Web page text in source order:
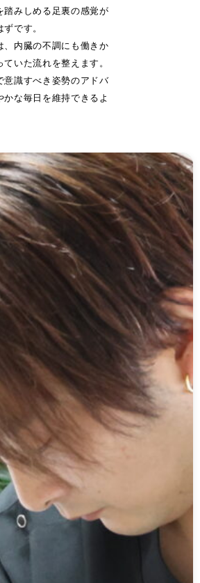
踏みしめる足裏の感覚が
です。
、内臓の不調にも働きか
いた流れを整えます。
意識すべき姿勢のアドバ
かな毎日を維持できるよ